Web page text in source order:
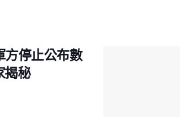
方停止公布數
揭秘